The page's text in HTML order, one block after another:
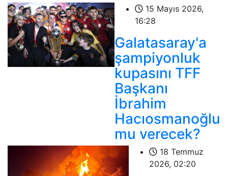
15 Mayıs 2026,
16:28
Galatasaray'a
şampiyonluk
kupasını TFF
Başkanı
İbrahim
Hacıosmanoğlu
mu verecek?
18 Temmuz
2026, 02:20